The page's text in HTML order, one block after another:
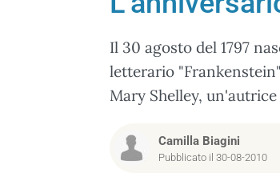
Il 30 agosto del 1797
letterario
Mary Shelley,
Camilla Biagini
Pubblicato il 30-08-2010